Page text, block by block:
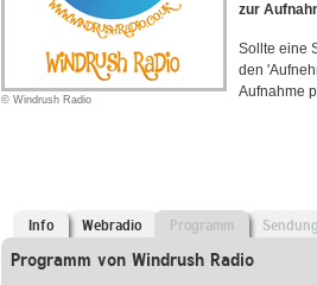
© Windrush Radio
zur
Sollte eine
den
Aufnahme
Info Webradio Programm
Programm von Windrush Radio